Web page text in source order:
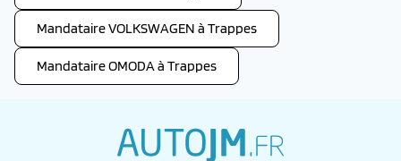
Mandataire VOLKSWAGEN à Trappes
Mandataire OMODA à Trappes